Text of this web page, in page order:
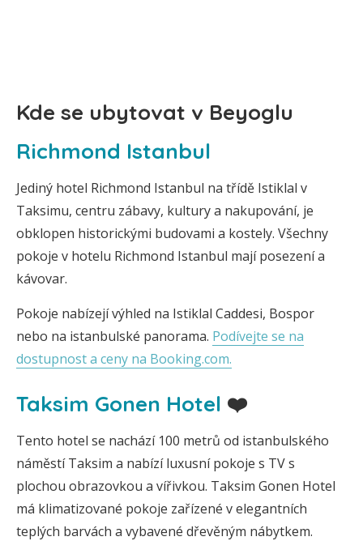
Kde se ubytovat v Beyoglu
Richmond Istanbul
Jediný hotel Richmond Istanbul na třídě Istiklal v
Taksimu, centru zábavy, kultury a nakupování, je
obklopen historickými budovami a kostely. Všechny
pokoje v hotelu Richmond Istanbul mají posezení a
kávovar.
Pokoje nabízejí výhled na Istiklal Caddesi, Bospor
nebo na istanbulské panorama. Podívejte se na
dostupnost a ceny na Booking.com.
Taksim Gonen Hotel ❤️
Tento hotel se nachází 100 metrů od istanbulského
náměstí Taksim a nabízí luxusní pokoje s TV s
plochou obrazovkou a vířivkou. Taksim Gonen Hotel
má klimatizované pokoje zařízené v elegantních
teplých barvách a vybavené dřevěným nábytkem.